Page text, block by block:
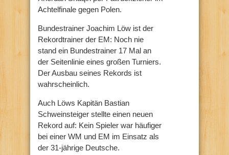
Achtelfinale gegen Polen.
Bundestrainer Joachim Löw ist der
Rekordtrainer der EM: Noch nie
stand ein Bundestrainer 17 Mal an
der Seitenlinie eines großen Turniers.
Der Ausbau seines Rekords ist
wahrscheinlich.
Auch Löws Kapitän Bastian
Schweinsteiger stellte einen neuen
Rekord auf: Kein Spieler war häufiger
bei einer WM und EM im Einsatz als
der 31-jährige Deutsche.